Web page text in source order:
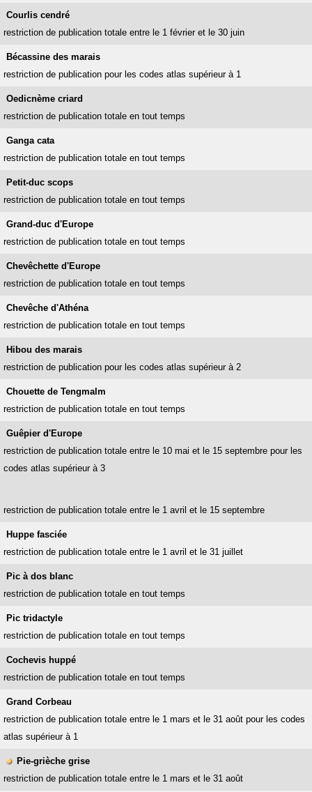
Courlis cendré
restriction de publication totale entre le 1 février et le 30 juin
Bécassine des marais
restriction de publication pour les codes atlas supérieur à 1
Oedicnème criard
restriction de publication totale en tout temps
Ganga cata
restriction de publication totale en tout temps
Petit-duc scops
restriction de publication totale en tout temps
Grand-duc d'Europe
restriction de publication totale en tout temps
Chevêchette d'Europe
restriction de publication totale en tout temps
Chevêche d'Athéna
restriction de publication totale en tout temps
Hibou des marais
restriction de publication pour les codes atlas supérieur à 2
Chouette de Tengmalm
restriction de publication totale en tout temps
Guêpier d'Europe
restriction de publication totale entre le 10 mai et le 15 septembre pour les
codes atlas supérieur à 3
restriction de publication totale entre le 1 avril et le 15 septembre
Huppe fasciée
restriction de publication totale entre le 1 avril et le 31 juillet
Pic à dos blanc
restriction de publication totale en tout temps
Pic tridactyle
restriction de publication totale en tout temps
Cochevis huppé
restriction de publication totale en tout temps
Grand Corbeau
restriction de publication totale entre le 1 mars et le 31 août pour les codes
atlas supérieur à 1
Pie-grièche grise
restriction de publication totale entre le 1 mars et le 31 août